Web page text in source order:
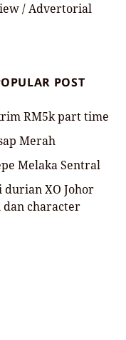
/ Advertorial
POST
RM5k part time
Merah
Melaka Sentral
XO Johor
character